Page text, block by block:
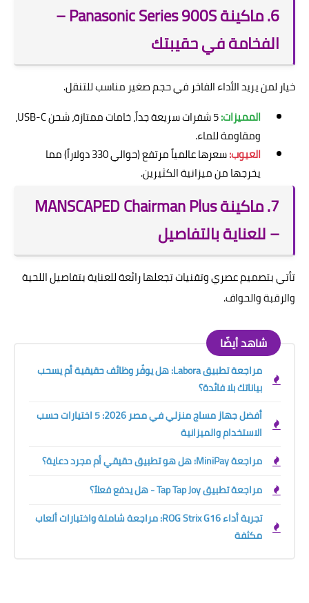
6. ماكينة Panasonic Series 900S –
الفخامة في حقيبتك
خيار لمن يريد الأداء الفاخر في حجم صغير مناسب للتنقل.
المميزات:
5 شفرات سريعة جداً، خامات ممتازة، شحن USB-C،
ومقاومة للماء.
العيوب:
سعرها عالمياً مرتفع (حوالي 330 دولاراً) مما
يخرجها من ميزانية الكثيرين.
7. ماكينة MANSCAPED Chairman Plus
– للعناية بالتفاصيل
تأتي بتصميم عصري وتقنيات تجعلها رائعة للعناية بتفاصيل اللحية
والرقبة والحواف.
شاهد أيضًا
مراجعة تطبيق Labora: هل يوفّر وظائف حقيقية أم يسحب
بياناتك بلا فائدة؟
أفضل جهاز مساج منزلي في مصر 2026: 5 اختيارات حسب
الاستخدام والميزانية
مراجعة MiniPay: هل هو تطبيق حقيقي أم مجرد دعاية؟
مراجعة تطبيق Tap Tap Joy - هل يدفع فعلاً؟
تجربة أداء ROG Strix G16: مراجعة شاملة واختبارات ألعاب
مكثفة